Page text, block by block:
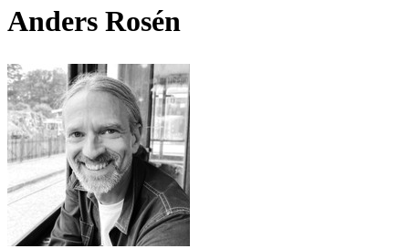
Anders Rosén